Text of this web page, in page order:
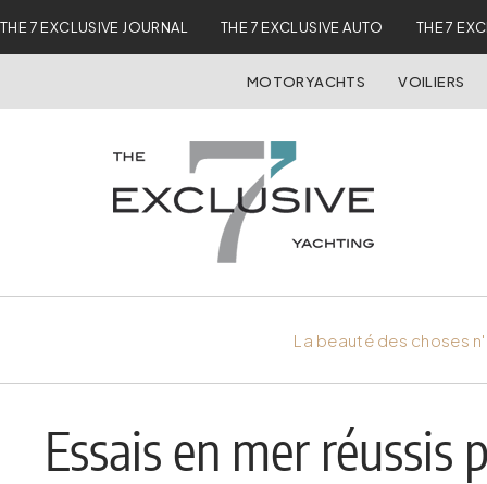
THE 7 EXCLUSIVE JOURNAL THE 7 EXCLUSIVE AUTO THE 7
MOTORYACHTS VOILIERS
La beauté des choses
Essais en mer réussis